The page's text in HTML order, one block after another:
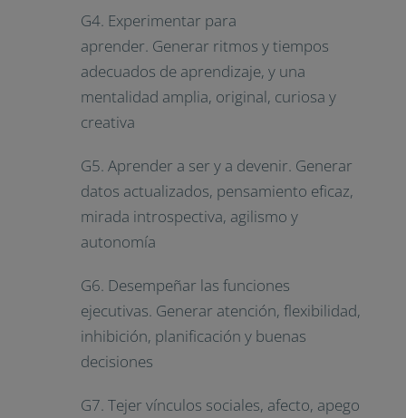
G4. Experimentar para
aprender. Generar ritmos y tiempos
adecuados de aprendizaje, y una
mentalidad amplia, original, curiosa y
creativa
G5. Aprender a ser y a devenir. Generar
datos actualizados, pensamiento eficaz,
mirada introspectiva, agilismo y
autonomía
G6. Desempeñar las funciones
ejecutivas. Generar atención, flexibilidad,
inhibición, planificación y buenas
decisiones
G7. Tejer vínculos sociales, afecto, apego